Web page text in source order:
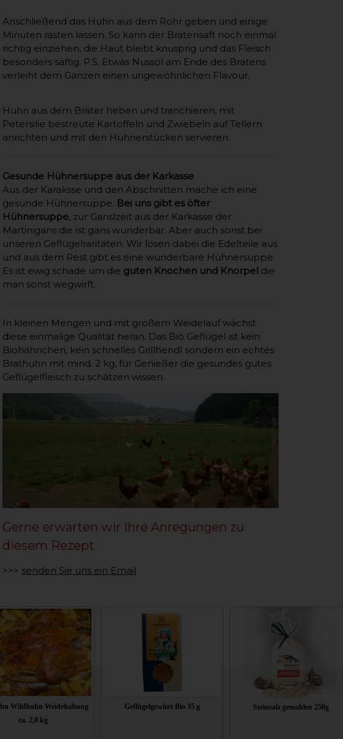
Anschließend das Huhn aus dem Rohr geben und einige
Minuten rasten lassen. So kann der Bratensaft noch einmal
richtig einziehen, die Haut bleibt knusprig und das Fleisch
besonders saftig. P.S. Etwas Nussöl am Ende des Bratens
verleiht dem Ganzen einen ungewöhnlichen Flavour.
Huhn aus dem Bräter heben und tranchieren, mit
Petersilie bestreute Kartoffeln und Zwiebeln auf Tellern
anrichten und mit den Hühnerstücken servieren.
Gesunde Hühnersuppe aus der Karkasse
Aus der Karaksse und den Abschnitten mache ich eine
gesunde Hühnersuppe. Bei uns gibt es öfter
Hühnersuppe, zur Ganslzeit aus der Karkasse der
Martinigans die ist gans wunderbar. Aber auch sonst bei
unseren Geflügelraritäten. Wir lösen dabei die Edelteile aus
und aus dem Rest gibt es eine wunderbare Hühnersuppe.
Es ist ewig schade um die guten Knochen und Knorpel die
man sonst wegwirft.
In kleinen Mengen und mit großem Weidelauf wächst
diese einmalige Qualität heran. Das Bio Geflügel ist kein
Biohähnchen, kein schnelles Grillhendl sondern ein echtes
Brathuhn mit mind. 2 kg, für Genießer die gesundes gutes
Geflügelfleisch zu schätzen wissen.
Gerne erwarten wir Ihre Anregungen zu
diesem Rezept
>>> senden Sie uns ein Email
Wildhuhn Weidehaltung
ca. 2,0 kg
Geflügelgewürz Bio 35 g Steinsalz gemahlen 250g